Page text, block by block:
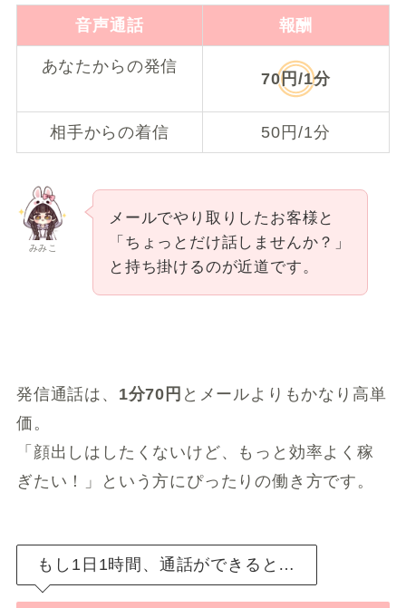
音声通話 報酬
あなたからの発信
70円/1分
相手からの着信 50円/1分
みみこ
メールでやり取りしたお客様と
「ちょっとだけ話しませんか？」
と持ち掛けるのが近道です。
発信通話は、 1分70円 とメールよりもかなり高単
価。
「顔出しはしたくないけど、もっと効率よく稼
ぎたい！」という方にぴったりの働き方です。
もし1日1時間、通話ができると…